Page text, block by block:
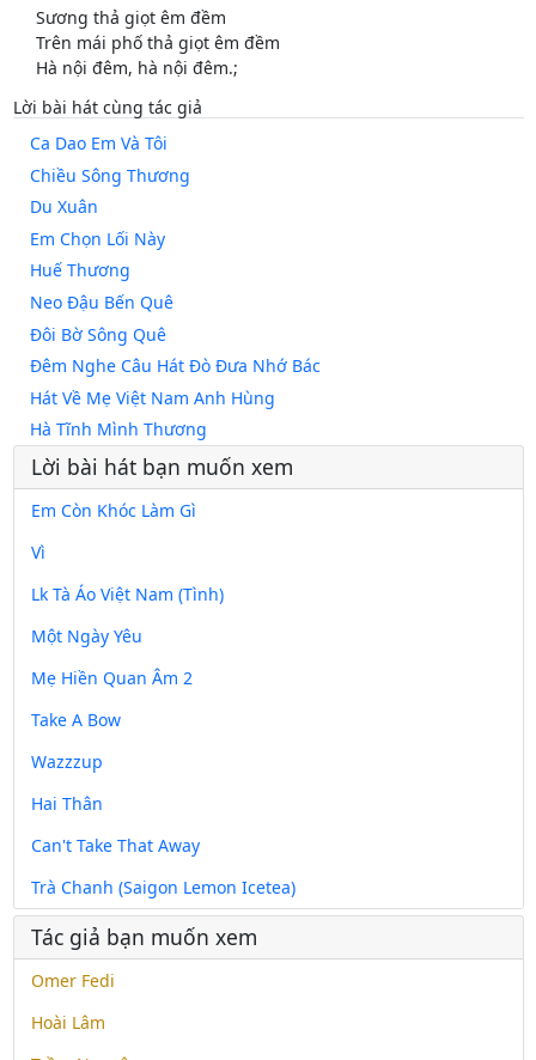
Sương thả giọt êm đềm
Trên mái phố thả giọt êm đềm
Hà nội đêm, hà nội đêm.;
Lời bài hát cùng tác giả
Ca Dao Em Và Tôi
Chiều Sông Thương
Du Xuân
Em Chọn Lối Này
Huế Thương
Neo Đậu Bến Quê
Đôi Bờ Sông Quê
Đêm Nghe Câu Hát Đò Đưa Nhớ Bác
Hát Về Mẹ Việt Nam Anh Hùng
Hà Tĩnh Mình Thương
Lời bài hát bạn muốn xem
Em Còn Khóc Làm Gì
Vì
Lk Tà Áo Việt Nam (Tình)
Một Ngày Yêu
Mẹ Hiền Quan Âm 2
Take A Bow
Wazzzup
Hai Thân
Can't Take That Away
Trà Chanh (Saigon Lemon Icetea)
Tác giả bạn muốn xem
Omer Fedi
Hoài Lâm